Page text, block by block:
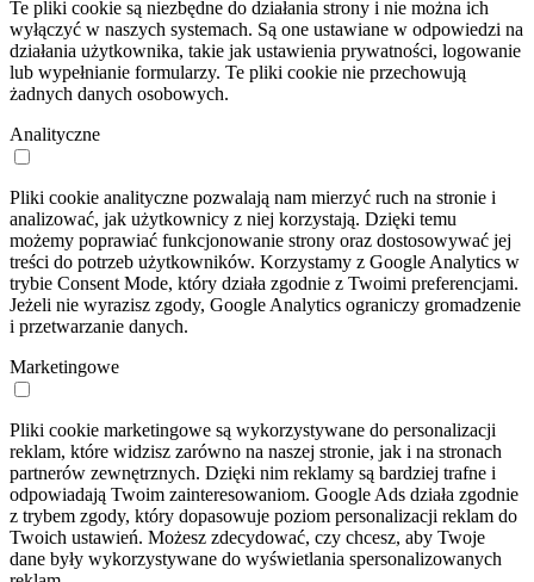
Te pliki cookie są niezbędne do działania strony i nie można ich
wyłączyć w naszych systemach. Są one ustawiane w odpowiedzi na
działania użytkownika, takie jak ustawienia prywatności, logowanie
lub wypełnianie formularzy. Te pliki cookie nie przechowują
żadnych danych osobowych.
Analityczne
Pliki cookie analityczne pozwalają nam mierzyć ruch na stronie i
analizować, jak użytkownicy z niej korzystają. Dzięki temu
możemy poprawiać funkcjonowanie strony oraz dostosowywać jej
treści do potrzeb użytkowników. Korzystamy z Google Analytics w
trybie Consent Mode, który działa zgodnie z Twoimi preferencjami.
Jeżeli nie wyrazisz zgody, Google Analytics ograniczy gromadzenie
i przetwarzanie danych.
Marketingowe
Pliki cookie marketingowe są wykorzystywane do personalizacji
reklam, które widzisz zarówno na naszej stronie, jak i na stronach
partnerów zewnętrznych. Dzięki nim reklamy są bardziej trafne i
odpowiadają Twoim zainteresowaniom. Google Ads działa zgodnie
z trybem zgody, który dopasowuje poziom personalizacji reklam do
Twoich ustawień. Możesz zdecydować, czy chcesz, aby Twoje
dane były wykorzystywane do wyświetlania spersonalizowanych